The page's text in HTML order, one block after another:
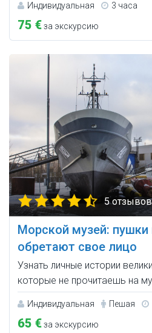
Индивидуальная 3 часа
75 €за экскурсию
5 отзывов
Морской музей: пушки
обретают свое лицо
Узнать личные истории
которые не прочитаешь на
Индивидуальная Пешая
65 €за экскурсию